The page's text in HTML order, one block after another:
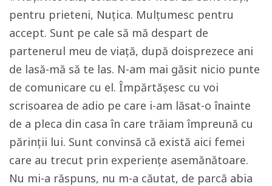
pentru prieteni, Nuțica. Mulțumesc pentru
accept. Sunt pe cale să mă despart de
partenerul meu de viață, după doisprezece ani
de lasă-mă să te las. N-am mai găsit nicio punte
de comunicare cu el. Împărtășesc cu voi
scrisoarea de adio pe care i-am lăsat-o înainte
de a pleca din casa în care trăiam împreună cu
părinții lui. Sunt convinsă că există aici femei
care au trecut prin experiențe asemănătoare.
Nu mi-a răspuns, nu m-a căutat, de parcă abia